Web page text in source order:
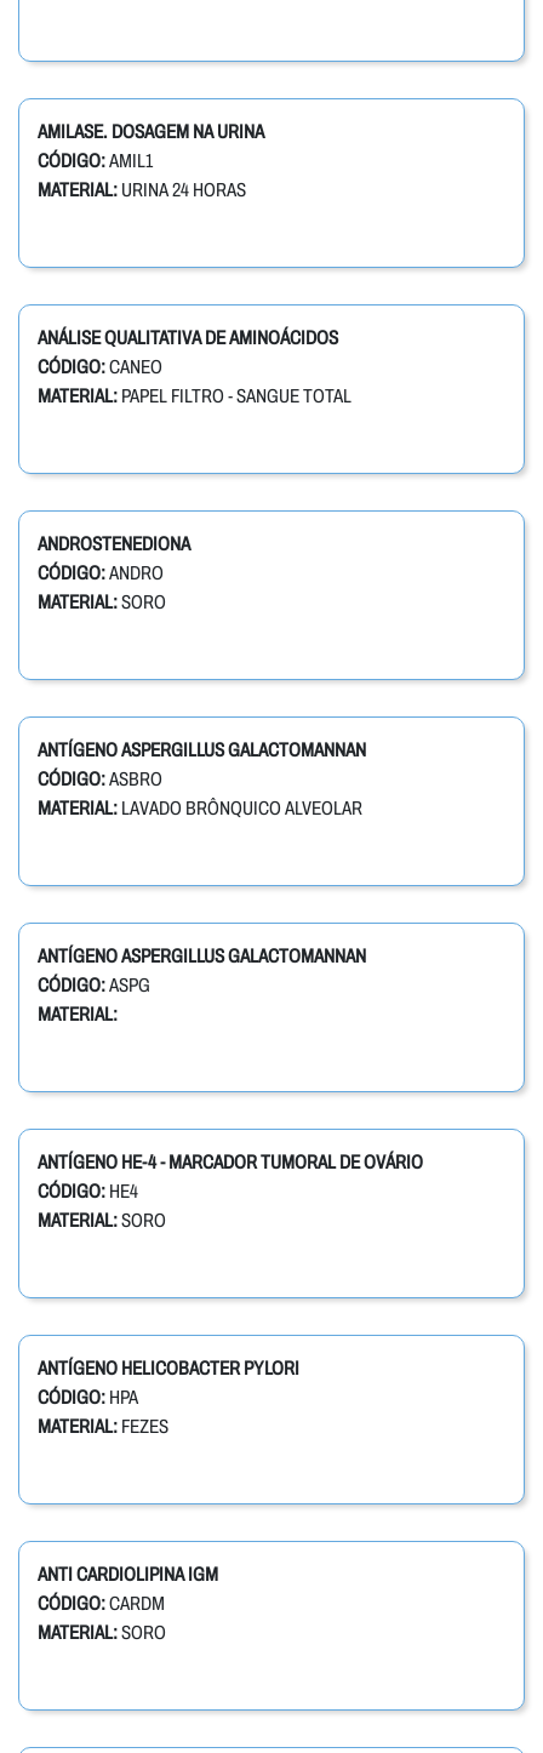
AMILASE. DOSAGEM NA URINA
CÓDIGO:AMIL1
MATERIAL: URINA 24 HORAS
ANÁLISE QUALITATIVA DE AMINOÁCIDOS
CÓDIGO:CANEO
MATERIAL: PAPEL FILTRO - SANGUE TOTAL
ANDROSTENEDIONA
CÓDIGO:ANDRO
MATERIAL:SORO
ANTÍGENO ASPERGILLUS GALACTOMANNAN
CÓDIGO:ASBRO
MATERIAL: LAVADO BRÔNQUICO ALVEOLAR
ANTÍGENO ASPERGILLUS GALACTOMANNAN
CÓDIGO:ASPG
MATERIAL:
ANTÍGENO HE-4 - MARCADOR TUMORAL DE OVÁRIO
CÓDIGO: HE4
MATERIAL:SORO
ANTÍGENO HELICOBACTER PYLORI
CÓDIGO: HPA
MATERIAL: FEZES
ANTI CARDIOLIPINA IGM
CÓDIGO:CARDM
MATERIAL:SORO